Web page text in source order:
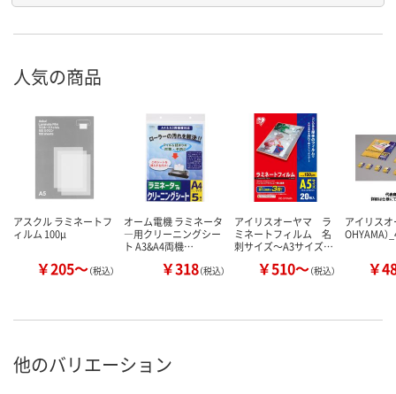
人気の商品
アスクル ラミネートフ
ィルム 100μ
￥205～（税込）
オーム電機 ラミネータ
―用クリーニングシー
ト A3&A4両機…
￥318（税込）
アイリスオーヤマ ラ
ミネートフィルム 名
刺サイズ～A3サイズ…
￥510～（税込）
アイリスオ
OHYAMA）
￥
他のバリエーション